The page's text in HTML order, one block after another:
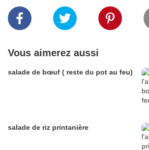
Vous aimerez aussi
salade de bœuf ( reste du pot au feu)
salade de riz printanière